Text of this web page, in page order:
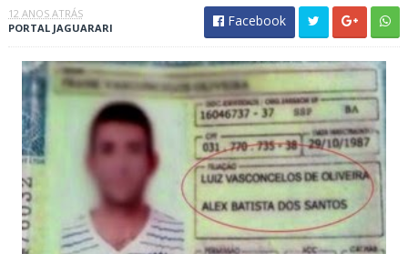
12 ANOS ATRÁS
PORTAL JAGUARARI
Facebook